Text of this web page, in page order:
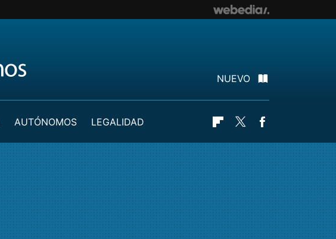
NUEVO
AUTÓNOMOS
LEGALIDAD
Flipboard
Twitter